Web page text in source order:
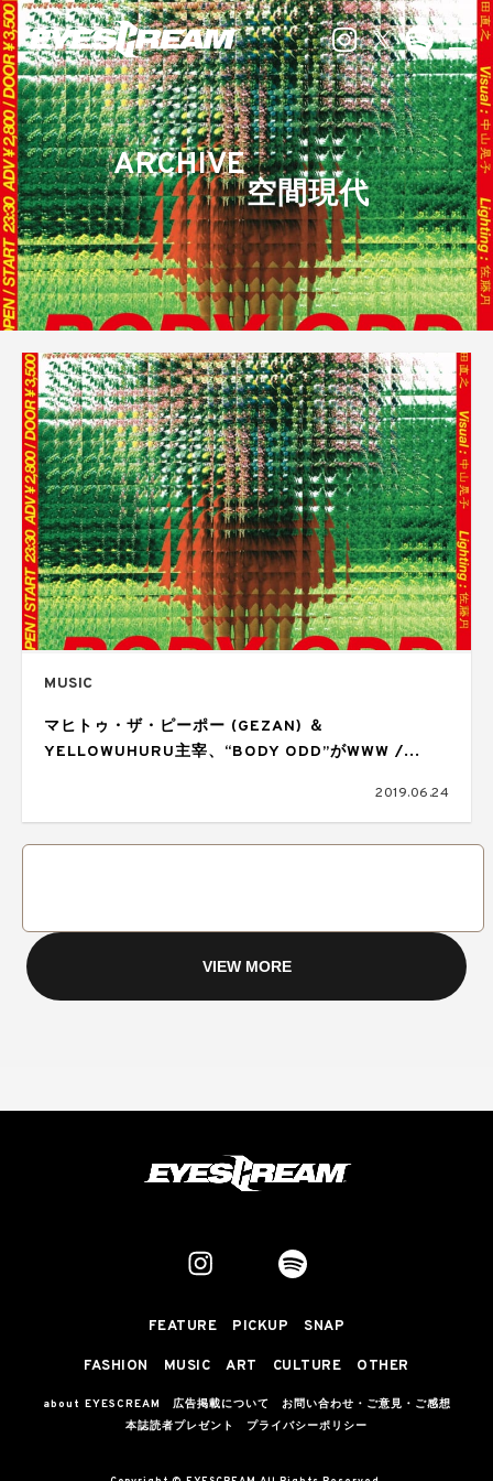
ARCHIVE
空間現代
MUSIC
マヒトゥ・ザ・ピーポー (GEZAN) ＆
YELLOWUHURU主宰、“BODY ODD”がWWW /
2019.06.24
VIEW MORE
FEATURE PICKUP SNAP
FASHION MUSIC ART CULTURE OTHER
about EYESCREAM 広告掲載について
お問い合わせ・ご意見・ご感想
本誌読者プレゼント
プライバシーポリシー